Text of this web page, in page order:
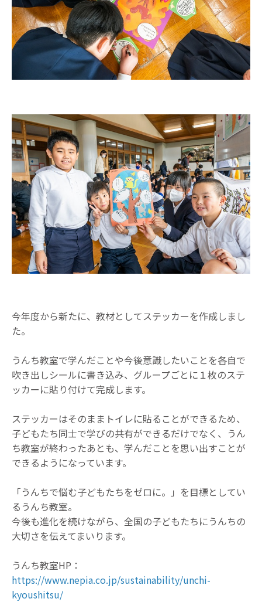
今年度から新たに、教材としてステッカーを作成しまし
た。
うんち教室で学んだことや今後意識したいことを各自で
吹き出しシールに書き込み、グループごとに１枚のステ
ッカーに貼り付けて完成します。
ステッカーはそのままトイレに貼ることができるため、
子どもたち同士で学びの共有ができるだけでなく、うん
ち教室が終わったあとも、学んだことを思い出すことが
できるようになっています。
「うんちで悩む子どもたちをゼロに。」を目標としてい
るうんち教室。
今後も進化を続けながら、全国の子どもたちにうんちの
大切さを伝えてまいります。
うんち教室HP：
https://www.nepia.co.jp/sustainability/unchi-
kyoushitsu/